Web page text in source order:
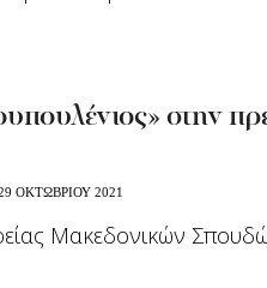
στην
ΟΚΤΩΒΡΙΟΥ 2021
Μακεδονικών